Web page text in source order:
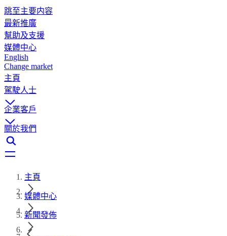
跳至主要内容
最新推廣
幫助及支援
媒體中心
English
Change market
主頁
駕駛人士
企業客戶
關於我們
主頁
媒體中心
新聞發佈